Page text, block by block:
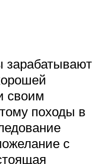
зарабатывают
своим
походы в
с